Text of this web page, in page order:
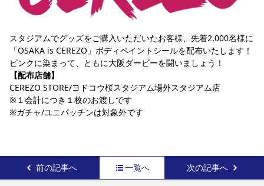
スタジアムでグッズをご購入いただいたお客様、先着2,000名様に
「OSAKA is CEREZO」ボディペイントシールを配布いたします！
ピンクに染まって、ともに大阪ダービーを闘いましょう！
【配布店舗】
CEREZO STORE/ヨドコウ桜スタジアム場外スタジアム店
※１会計につき１枚のお渡しです
※ガチャ/ユニパッチンは対象外です
前の記事へ 一覧へ 次の記事へ